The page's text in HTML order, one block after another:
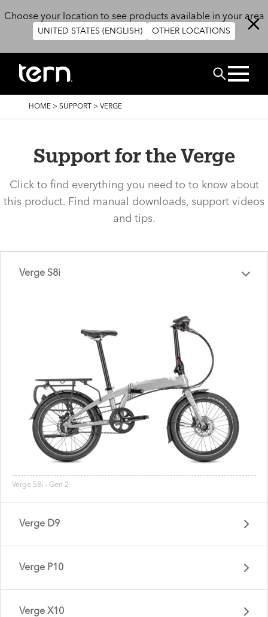
Choose your location to see products available in your area
UNITED STATES (ENGLISH) OTHER LOCATIONS
BUSCAR
BREADCRUMB
HOME > SUPPORT > VERGE
Support for the Verge
Click to find everything you need to to know about
this product. Find manual downloads, support videos
and tips.
Verge S8i
Verge S8i - Gen 2
Verge D9
Verge P10
Verge X10